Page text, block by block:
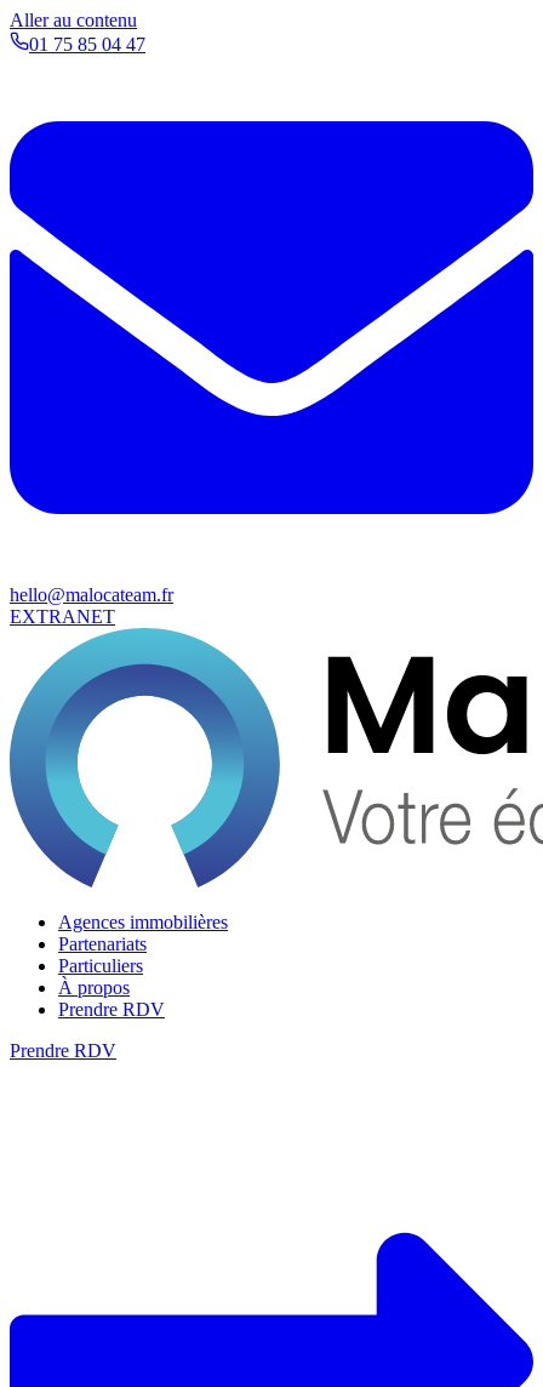
Aller au contenu
01 75 85 04 47
hello@malocateam.fr
EXTRANET
Agences immobilières
Partenariats
Particuliers
À propos
Prendre RDV
Prendre RDV